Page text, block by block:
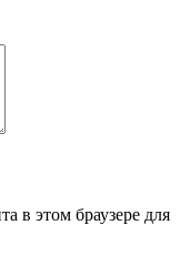
в этом браузере для